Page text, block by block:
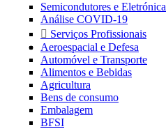
Semicondutores e Eletrónica
Análise COVID-19
Serviços Profissionais
Aeroespacial e Defesa
Automóvel e Transporte
Alimentos e Bebidas
Agricultura
Bens de consumo
Embalagem
BFSI